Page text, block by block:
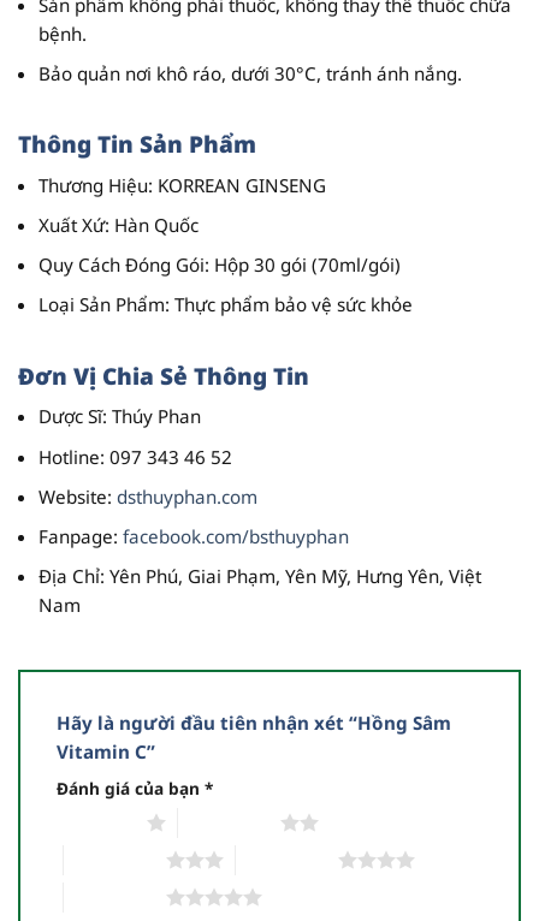
bệnh.
Bảo quản nơi khô ráo, dưới 30°C, tránh ánh nắng.
Thông Tin Sản Phẩm
Thương Hiệu: KORREAN GINSENG
Xuất Xứ: Hàn Quốc
Quy Cách Đóng Gói: Hộp 30 gói (70ml/gói)
Loại Sản Phẩm: Thực phẩm bảo vệ sức khỏe
Đơn Vị Chia Sẻ Thông Tin
Dược Sĩ: Thúy Phan
Hotline: 097 343 46 52
Website: dsthuyphan.com
Fanpage: facebook.com/bsthuyphan
Địa Chỉ: Yên Phú, Giai Phạm, Yên Mỹ, Hưng Yên, Việt
Nam
Hãy là người đầu tiên nhận xét “Hồng Sâm
Vitamin C”
Đánh giá của bạn *